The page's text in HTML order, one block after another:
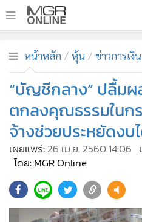
ทันเหตุการณ์
• ภาคใต้
•
Online Section
• บันเทิง
ผู้จัดการรายวัน
• ละคร
CbizReview
หน้าหลัก หุ้น ข่าวการเงิ
“บัญชีกลาง” ปลื้มผ
ตกลงคุณธรรมในก
จ้างช่วยประหยัดง
เผยแพร่: 26 เม.ย. 2560 14:06
โดย: MGR Online